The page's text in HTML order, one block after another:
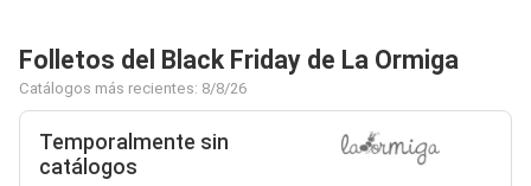
Folletos del Black Friday de La Ormiga
Catálogos más recientes: 8/8/26
Temporalmente sin
catálogos